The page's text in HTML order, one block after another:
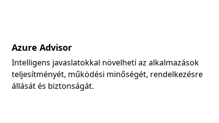
Azure Advisor
Intelligens javaslatokkal növelheti az alkalmazások
teljesítményét, működési minőségét, rendelkezésre
állását és biztonságát.